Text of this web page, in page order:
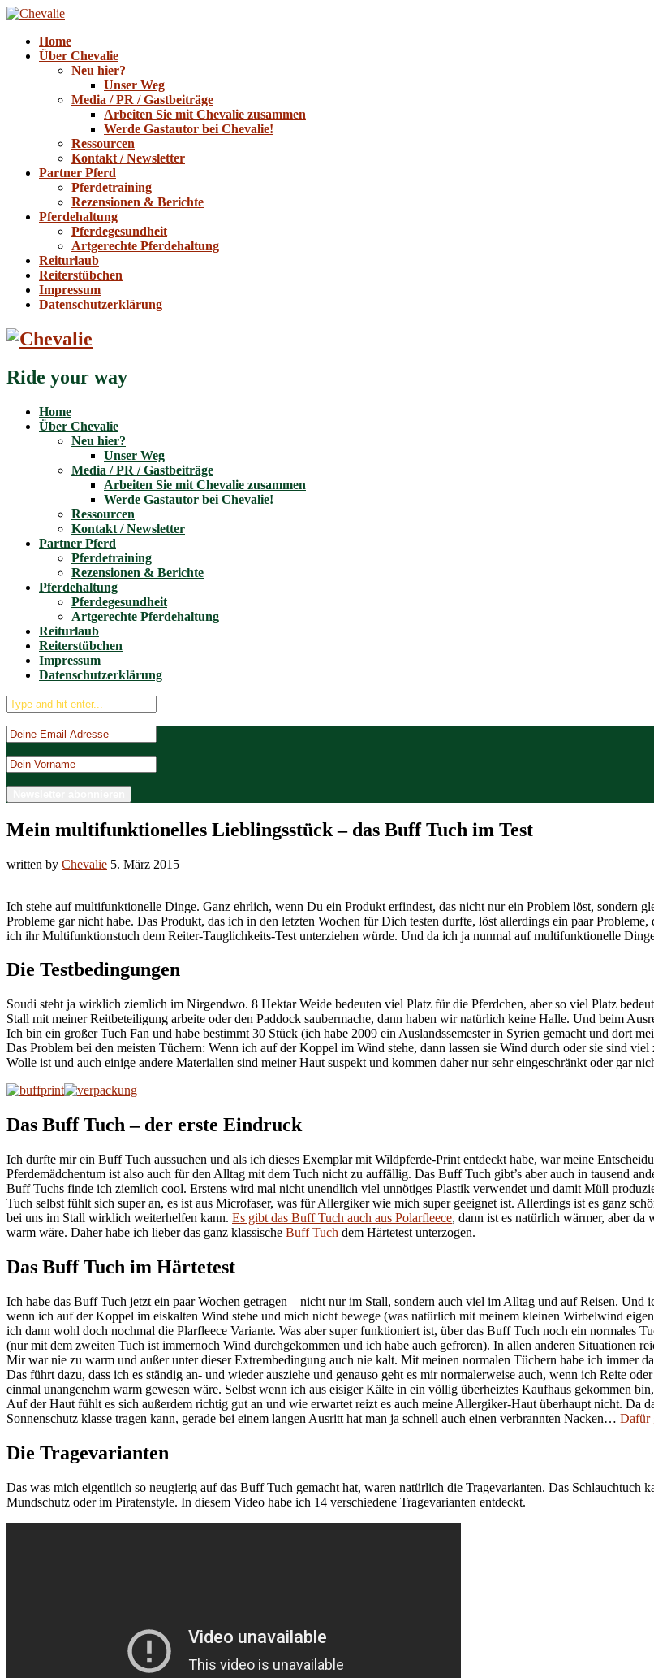
Home
Über Chevalie
Neu hier?
Unser Weg
Media / PR / Gastbeiträge
Arbeiten Sie mit Chevalie zusammen
Werde Gastautor bei Chevalie!
Ressourcen
Kontakt / Newsletter
Partner Pferd
Pferdetraining
Rezensionen & Berichte
Pferdehaltung
Pferdegesundheit
Artgerechte Pferdehaltung
Reiturlaub
Reiterstübchen
Impressum
Datenschutzerklärung
Ride your way
Home
Über Chevalie
Neu hier?
Unser Weg
Media / PR / Gastbeiträge
Arbeiten Sie mit Chevalie zusammen
Werde Gastautor bei Chevalie!
Ressourcen
Kontakt / Newsletter
Partner Pferd
Pferdetraining
Rezensionen & Berichte
Pferdehaltung
Pferdegesundheit
Artgerechte Pferdehaltung
Reiturlaub
Reiterstübchen
Impressum
Datenschutzerklärung
Mein multifunktionelles Lieblingsstück – das Buff Tuch im Test
written by Chevalie 5. März 2015
Ich stehe auf multifunktionelle Dinge. Ganz ehrlich, wenn Du ein Produkt erfindest, das nicht nur ein Problem löst, sondern
Probleme gar nicht habe. Das Produkt, das ich in den letzten Wochen für Dich testen durfte, löst allerdings ein paar
ich ihr Multifunktionstuch dem Reiter-Tauglichkeits-Test unterziehen würde. Und da ich ja nunmal auf multifunktionelle
Die Testbedingungen
Soudi steht ja wirklich ziemlich im Nirgendwo. 8 Hektar Weide bedeuten viel Platz für die Pferdchen, aber so viel Platz
Stall mit meiner Reitbeteiligung arbeite oder den Paddock saubermache, dann haben wir natürlich keine Halle. Und beim
Ich bin ein großer Tuch Fan und habe bestimmt 30 Stück (ich habe 2009 ein Auslandssemester in Syrien gemacht und dort
Das Problem bei den meisten Tüchern: Wenn ich auf der Koppel im Wind stehe, dann lassen sie Wind durch oder sie sind
Wolle ist und auch einige andere Materialien sind meiner Haut suspekt und kommen daher nur sehr eingeschränkt oder gar
Das Buff Tuch – der erste Eindruck
Ich durfte mir ein Buff Tuch aussuchen und als ich dieses Exemplar mit Wildpferde-Print entdeckt habe, war meine
Pferdemädchentum ist also auch für den Alltag mit dem Tuch nicht zu auffällig. Das Buff Tuch gibt’s aber auch in tausend
Buff Tuchs finde ich ziemlich cool. Erstens wird mal nicht unendlich viel unnötiges Plastik verwendet und damit Müll
Tuch selbst fühlt sich super an, es ist aus Microfaser, was für Allergiker wie mich super geeignet ist. Allerdings ist es ganz
bei uns im Stall wirklich weiterhelfen kann. Es gibt das Buff Tuch auch aus Polarfleece, dann ist es natürlich wärmer, aber da
warm wäre. Daher habe ich lieber das ganz klassische Buff Tuch dem Härtetest unterzogen.
Das Buff Tuch im Härtetest
Ich habe das Buff Tuch jetzt ein paar Wochen getragen – nicht nur im Stall, sondern auch viel im Alltag und auf Reisen. Und
wenn ich auf der Koppel im eiskalten Wind stehe und mich nicht bewege (was natürlich mit meinem kleinen Wirbelwind
ich dann wohl doch nochmal die Plarfleece Variante. Was aber super funktioniert ist, über das Buff Tuch noch ein
(nur mit dem zweiten Tuch ist immernoch Wind durchgekommen und ich habe auch gefroren). In allen anderen Situationen
Mir war nie zu warm und außer unter dieser Extrembedingung auch nie kalt. Mit meinen normalen Tüchern habe ich immer
Das führt dazu, dass ich es ständig an- und wieder ausziehe und genauso geht es mir normalerweise auch, wenn ich Reite
einmal unangenehm warm gewesen wäre. Selbst wenn ich aus eisiger Kälte in ein völlig überheiztes Kaufhaus gekommen
Auf der Haut fühlt es sich außerdem richtig gut an und wie erwartet reizt es auch meine Allergiker-Haut überhaupt nicht. Da
Sonnenschutz klasse tragen kann, gerade bei einem langen Ausritt hat man ja schnell auch einen verbrannten Nacken… Dafür
Die Tragevarianten
Das was mich eigentlich so neugierig auf das Buff Tuch gemacht hat, waren natürlich die Tragevarianten. Das Schlauchtuch
Mundschutz oder im Piratenstyle. In diesem Video habe ich 14 verschiedene Tragevarianten entdeckt.